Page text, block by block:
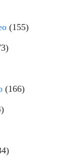
(155)
(166)